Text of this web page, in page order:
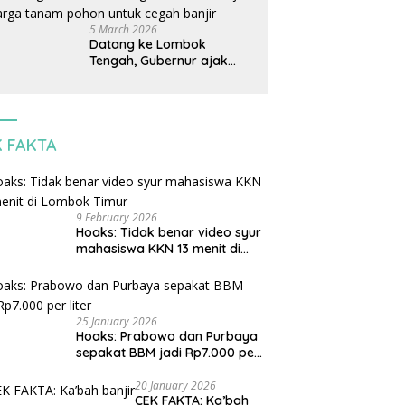
jangan korbankan
lingkungan dan warga
lokal
5 March 2026
Datang ke Lombok
Tengah, Gubernur ajak
FAKTA
9 February 2026
Hoaks: Tidak benar video syur
mahasiswa KKN 13 menit di
25 January 2026
Hoaks: Prabowo dan Purbaya
sepakat BBM jadi Rp7.000 per
20 January 2026
CEK FAKTA: Ka’bah